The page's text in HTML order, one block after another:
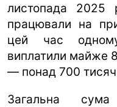
листопада 2025
працювали на
цей час
виплатили майже
— понад 700 тисяч
Загальна